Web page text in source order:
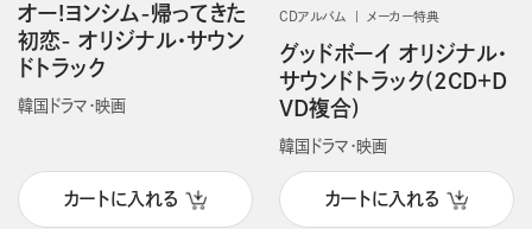
オー!ヨンシム-帰ってきた
初恋- オリジナル・サウン
ドトラック
韓国ドラマ・映画
カートに入れる
CDアルバム メーカー特典
グッドボーイ オリジナル・
サウンドトラック(2CD＋D
VD複合)
韓国ドラマ・映画
カートに入れる